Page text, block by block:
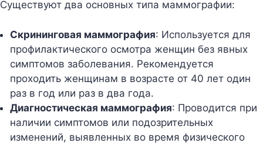
Существуют два основных типа маммографии:
Скрининговая маммография: Используется для
профилактического осмотра женщин без явных
симптомов заболевания. Рекомендуется
проходить женщинам в возрасте от 40 лет один
раз в год или раз в два года.
Диагностическая маммография: Проводится при
наличии симптомов или подозрительных
изменений, выявленных во время физического